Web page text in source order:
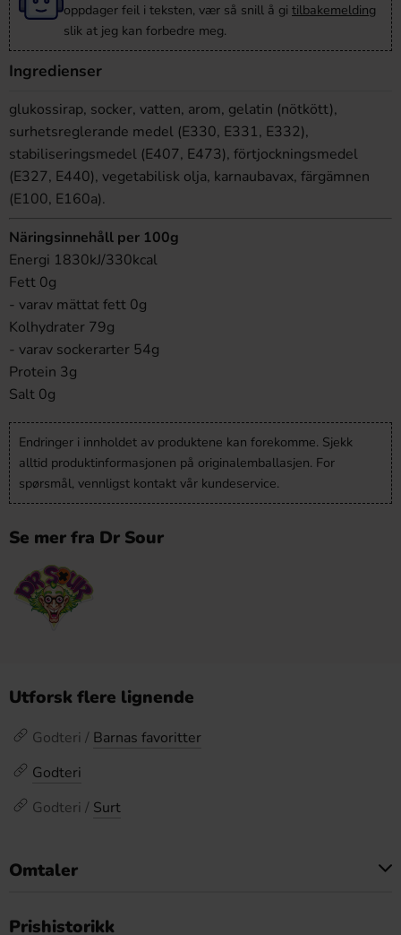
oppdager feil i teksten, vær så snill å gi tilbakemelding
slik at jeg kan forbedre meg.
Ingredienser
glukossirap, socker, vatten, arom, gelatin (nötkött),
surhetsreglerande medel (E330, E331, E332),
stabiliseringsmedel (E407, E473), förtjockningsmedel
(E327, E440), vegetabilisk olja, karnaubavax, färgämnen
(E100, E160a).
Näringsinnehåll per 100g
Energi 1830kJ/330kcal
Fett 0g
- varav mättat fett 0g
Kolhydrater 79g
- varav sockerarter 54g
Protein 3g
Salt 0g
Endringer i innholdet av produktene kan forekomme. Sjekk
alltid produktinformasjonen på originalemballasjen. For
spørsmål, vennligst kontakt vår kundeservice.
Se mer fra Dr Sour
Utforsk flere lignende
Godteri / Barnas favoritter
Godteri
Godteri / Surt
Omtaler
Prishistorikk